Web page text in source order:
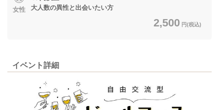
女性 大人数の異性と出会いたい方
2,500 円(税込)
イベント詳細